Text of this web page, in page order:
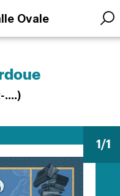
Ovale
1/1
....)